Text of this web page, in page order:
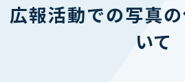
広報活動での写真
いて